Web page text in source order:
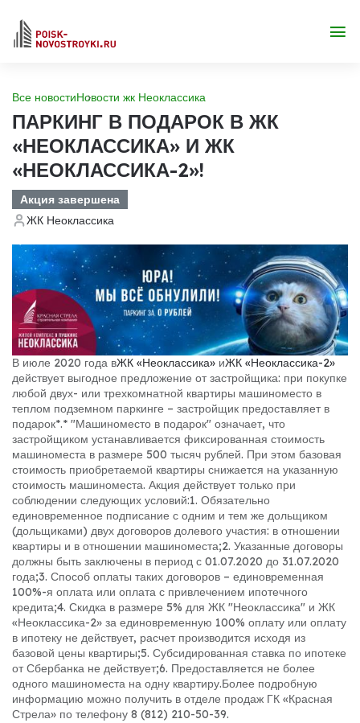
Все новостиНовости жк Неоклассика
ПАРКИНГ В ПОДАРОК В ЖК
«НЕОКЛАССИКА» И ЖК
«НЕОКЛАССИКА-2»!
Акция завершена
ЖК Неоклассика
В июле 2020 года вЖК «Неоклассика» иЖК «Неоклассика-2»
действует выгодное предложение от застройщика: при покупке
любой двух- или трехкомнатной квартиры машиноместо в
теплом подземном паркинге – застройщик предоставляет в
подарок*.* "Машиноместо в подарок" означает, что
застройщиком устанавливается фиксированная стоимость
машиноместа в размере 500 тысяч рублей. При этом базовая
стоимость приобретаемой квартиры снижается на указанную
стоимость машиноместа. Акция действует только при
соблюдении следующих условий:1. Обязательно
единовременное подписание с одним и тем же дольщиком
(дольщиками) двух договоров долевого участия: в отношении
квартиры и в отношении машиноместа;2. Указанные договоры
должны быть заключены в период с 01.07.2020 до 31.07.2020
года;3. Способ оплаты таких договоров – единовременная
100%-я оплата или оплата с привлечением ипотечного
кредита;4. Скидка в размере 5% для ЖК "Неоклассика" и ЖК
«Неоклассика-2» за единовременную 100% оплату или оплату
в ипотеку не действует, расчет производится исходя из
базовой цены квартиры;5. Субсидированная ставка по ипотеке
от Сбербанка не действует;6. Предоставляется не более
одного машиноместа на одну квартиру.Более подробную
информацию можно получить в отделе продаж ГК «Красная
Стрела» по телефону 8 (812) 210-50-39.